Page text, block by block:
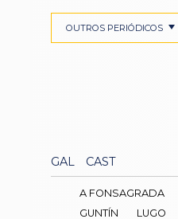
GAL CAST
OUTROS PERIÓDICOS
A FONSAGRADA
GUNTÍN
LUGO